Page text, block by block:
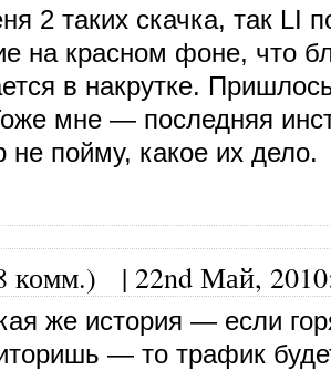
2 таких скачка, так LI
на красном фоне, что
в накрутке.
мне — последняя
не пойму, какое их дело.
комм.) | 22nd Май, 2010
же история — если
— то трафик